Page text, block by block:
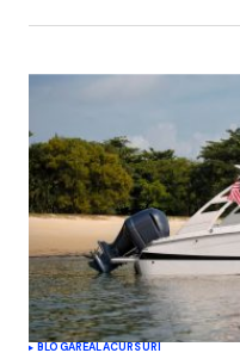
BLOGAREALACURSURI